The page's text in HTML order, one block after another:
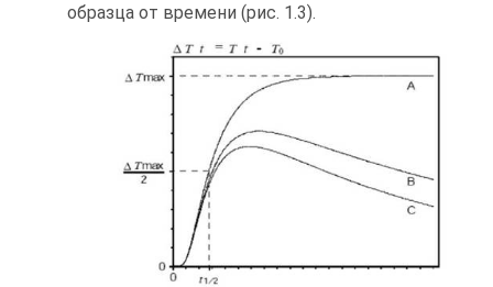
образца от времени (рис. 1.3).